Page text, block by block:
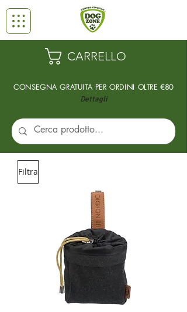
CARRELLO
CONSEGNA GRATUITA PER ORDINI OLTRE €80
Dettagli
Filtra